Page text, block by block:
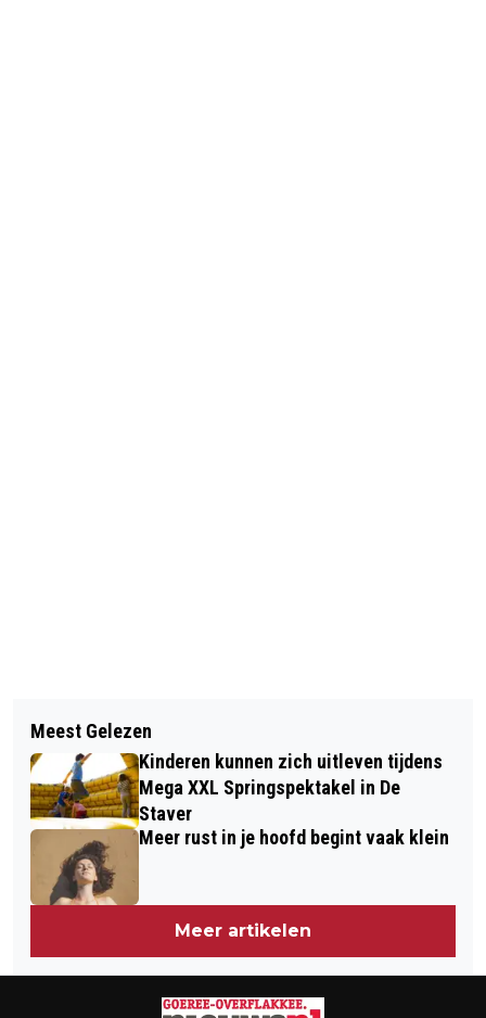
BEELDEN VRIJGEGEVEN VAN
OVERVAL OP BENZINESTATION IN
OUDE-TONGE
GOEDEMORGEN, HET IS VANDAAG
MAANDAG 26 JANUARI
Meest Gelezen
Kinderen kunnen zich uitleven tijdens
Mega XXL Springspektakel in De
Staver
Meer rust in je hoofd begint vaak klein
Meer artikelen